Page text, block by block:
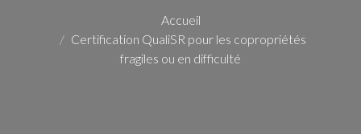
Accueil
Certification QualiSR pour les copropriétés
fragiles ou en difficulté